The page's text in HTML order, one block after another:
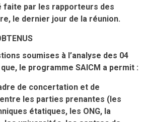
faite par les rapporteurs des
le dernier jour de la réunion.
soumises à l’analyse des 04
le programme SAICM a permit :
de concertation et de
les parties prenantes (les
étatiques, les ONG, la